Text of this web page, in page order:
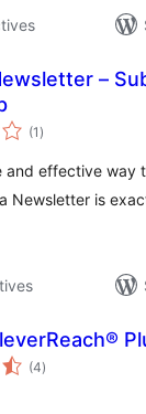
–
(1 puntuacions
totals
)
and effective way
Newsletter is
(4puntuacions
totals
)